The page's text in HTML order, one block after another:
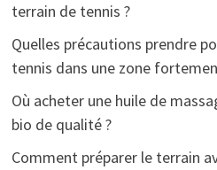
terrain de tennis ?
Quelles précautions prendre
tennis dans une zone
Où acheter une huile de
bio de qualité ?
Comment préparer le terrain